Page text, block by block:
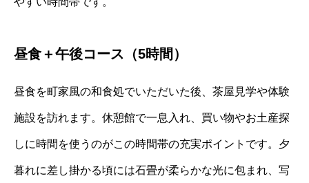
昼食＋午後コース（5時間）
昼食を町家風の和食処でいただいた後、茶屋見学や体験
施設を訪れます。休憩館で一息入れ、買い物やお土産探
しに時間を使うのがこの時間帯の充実ポイントです。夕
暮れに差し掛かる頃には石畳が柔らかな光に包まれ、写